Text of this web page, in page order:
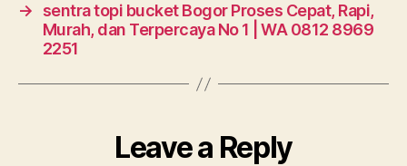
→
sentra topi bucket Bogor Proses Cepat, Rapi,
Murah, dan Terpercaya No 1 | WA 0812 8969
2251
Leave a Reply